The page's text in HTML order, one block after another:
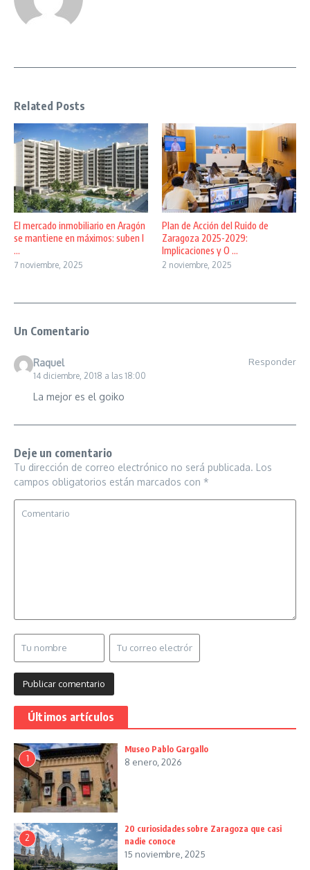
Related Posts
El mercado inmobiliario en Aragón
se mantiene en máximos: suben l
...
7 noviembre, 2025
Plan de Acción del Ruido de
Zaragoza 2025-2029:
Implicaciones y O ...
2 noviembre, 2025
Un Comentario
Raquel
14 diciembre, 2018 a las 18:00
Responder
La mejor es el goiko
Deje un comentario
Tu dirección de correo electrónico no será publicada. Los
campos obligatorios están marcados con *
Últimos artículos
1
Museo Pablo Gargallo
8 enero, 2026
2
20 curiosidades sobre Zaragoza que casi
nadie conoce
15 noviembre, 2025